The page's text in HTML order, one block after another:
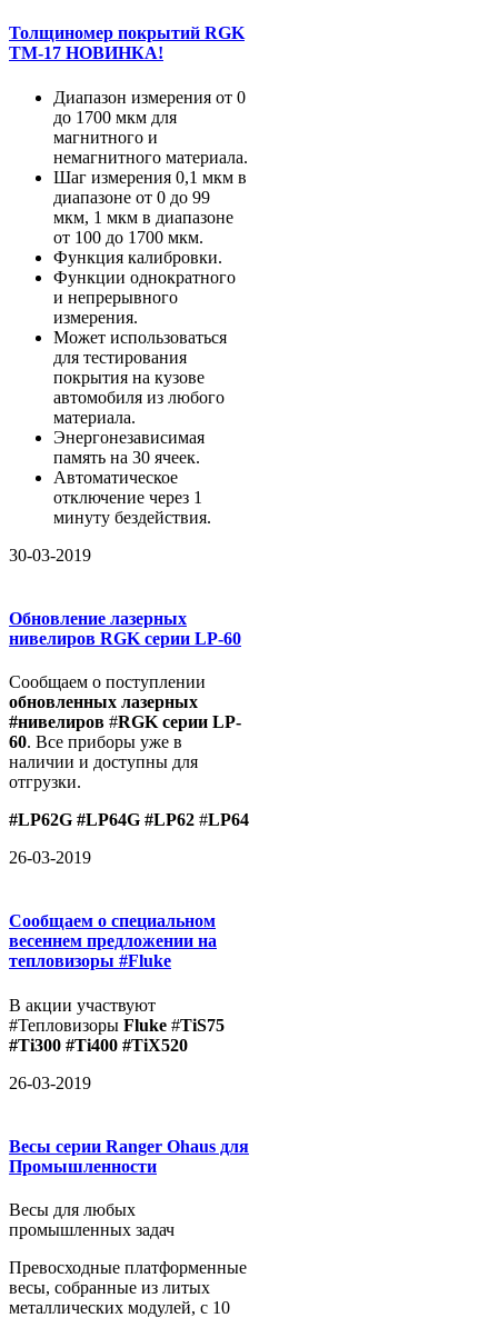
Толщиномер покрытий RGK
TM-17 НОВИНКА!
Диапазон измерения от 0
до 1700 мкм для
магнитного и
немагнитного материала.
Шаг измерения 0,1 мкм в
диапазоне от 0 до 99
мкм, 1 мкм в диапазоне
от 100 до 1700 мкм.
Функция калибровки.
Функции однократного
и непрерывного
измерения.
Может использоваться
для тестирования
покрытия на кузове
автомобиля из любого
материала.
Энергонезависимая
память на 30 ячеек.
Автоматическое
отключение через 1
минуту бездействия.
30-03-2019
Обновление лазерных
нивелиров RGK серии LP-60
Сообщаем о поступлении
обновленных лазерных
#нивелиров #RGK серии LP-
60. Все приборы уже в
наличии и доступны для
отгрузки.
#LP62G #LP64G #LP62 #LP64
26-03-2019
Сообщаем о специальном
весеннем предложении на
тепловизоры #Fluke
В акции участвуют
#Тепловизоры Fluke #TiS75
#Ti300 #Ti400 #TiX520
26-03-2019
Весы серии Ranger Ohaus для
Промышленности
Весы для любых
промышленных задач
Превосходные платформенные
весы, собранные из литых
металлических модулей, с 10